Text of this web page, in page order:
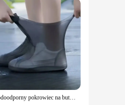
Wodoodporny pokrowiec na buty 1 para gumowych pokrowców przeciwdeszczowych na zewnątrz Silikonowe wodoodporne pokrowce na buty Deszczowe pokrowce na buty Sprzęt do butów